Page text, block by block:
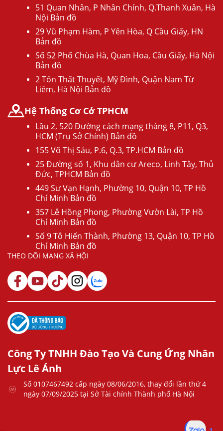
51 Quan Nhân, P Nhân Chính, Q.Thanh Xuân, Hà
Nội Bản đồ
29 Vũ Phạm Hàm, P Yên Hòa, Q Cầu Giấy, HN
Bản đồ
Số 52 Phố Chùa Hà, Quan Hoa, Cầu Giấy, Hà Nội
Bản đồ
2 Tôn Thất Thuyết, Mỹ Đình, Quận Nam Từ
Liêm, Hà Nội Bản đồ
Hệ Thống Cơ Cở TPHCM
Lầu 2, 520 Đường cách mạng tháng 8, P11, Q3,
HCM (Trụ Sở Chính) Bản đồ
155 Võ Thị Sáu, P.6, Q.3, TP.HCM Bản đồ
25 Đường số 1, Khu dân cư Areco, Linh Tây, Thủ
Đức, TPHCM Bản đồ
449 Sư Vạn Hạnh, Phường 10, Quận 10, TP Hồ
Chí Minh Bản đồ
357 Lê Hồng Phong, Phường Vườn Lài, TP Hồ
Chí Minh Bản đồ
Số 9 Tô Hiến Thành, Phường 13, Quận 10, TP Hồ
Chí Minh Bản đồ
THEO DÕI MẠNG XÃ HỘI
Công Ty TNHH Đào Tạo Và Cung Ứng Nhân
Lực Lê Ánh
Số 0107467492 cấp ngày 08/06/2016, thay đổi lần thứ 4
ngày 07/09/2025 tại Sở Tài chính Thành phố Hà Nội